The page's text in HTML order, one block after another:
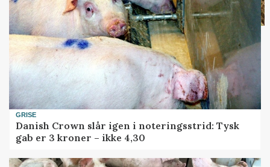
GRISE
Danish Crown slår igen i noteringsstrid: Tysk
gab er 3 kroner – ikke 4,30